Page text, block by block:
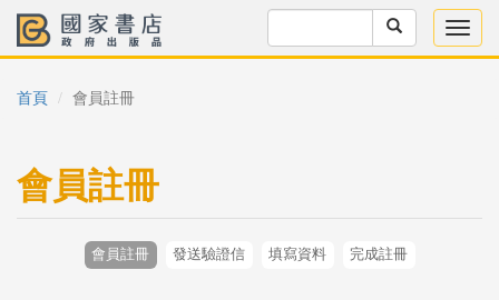
首頁 會員註冊
會員註冊
會員註冊 發送驗證信 填寫資料 完成註冊